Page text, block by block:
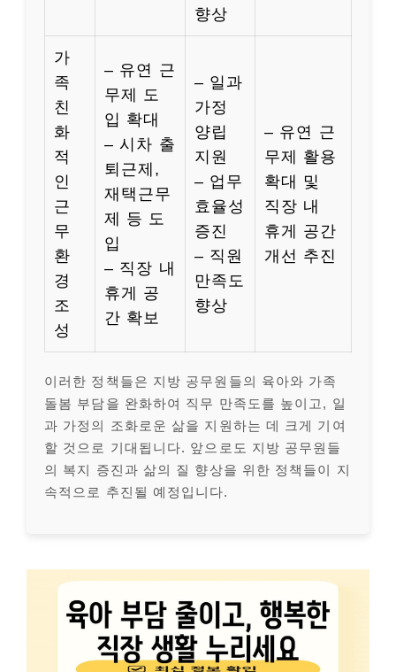
향상
가
족
친
화
적
인
근
무
환
경
조
성
– 유연 근
무제 도
입 확대
– 시차 출
퇴근제,
재택근무
제 등 도
입
– 직장 내
휴게 공
간 확보
– 일과
가정
양립
지원
– 업무
효율성
증진
– 직원
만족도
향상
– 유연 근
무제 활용
확대 및
직장 내
휴게 공간
개선 추진
이러한 정책들은 지방 공무원들의 육아와 가족
돌봄 부담을 완화하여 직무 만족도를 높이고, 일
과 가정의 조화로운 삶을 지원하는 데 크게 기여
할 것으로 기대됩니다. 앞으로도 지방 공무원들
의 복지 증진과 삶의 질 향상을 위한 정책들이 지
속적으로 추진될 예정입니다.